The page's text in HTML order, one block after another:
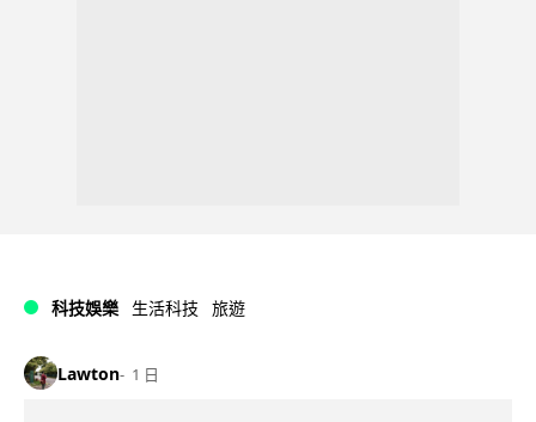
科技娛樂 生活科技 旅遊
Lawton 1 日